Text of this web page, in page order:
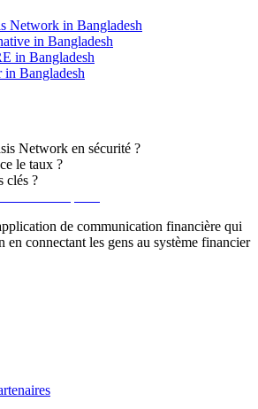
Network in Bangladesh
in Bangladesh
in Bangladesh
Bangladesh
Network en sécurité ?
le taux ?
clés ?
de communication financière qui
en connectant les gens au système financier